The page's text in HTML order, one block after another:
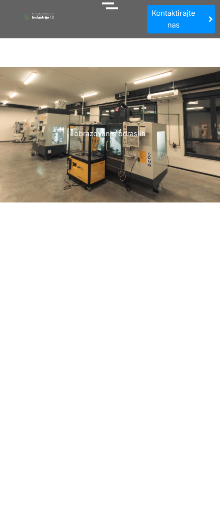
Kontaktirajte
nas
obrazovanje odraslih